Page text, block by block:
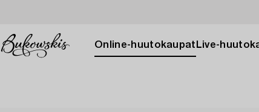
Online-huutokaupat Live-